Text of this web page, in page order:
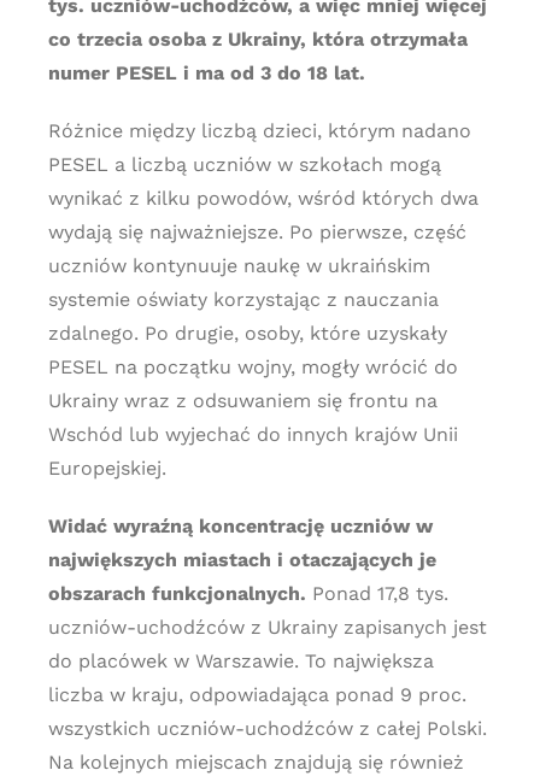
tys. uczniów-uchodźców, a więc mniej więcej
co trzecia osoba z Ukrainy, która otrzymała
numer PESEL i ma od 3 do 18 lat.
Różnice między liczbą dzieci, którym nadano
PESEL a liczbą uczniów w szkołach mogą
wynikać z kilku powodów, wśród których dwa
wydają się najważniejsze. Po pierwsze, część
uczniów kontynuuje naukę w ukraińskim
systemie oświaty korzystając z nauczania
zdalnego. Po drugie, osoby, które uzyskały
PESEL na początku wojny, mogły wrócić do
Ukrainy wraz z odsuwaniem się frontu na
Wschód lub wyjechać do innych krajów Unii
Europejskiej.
Widać wyraźną koncentrację uczniów w
największych miastach i otaczających je
obszarach funkcjonalnych. Ponad 17,8 tys.
uczniów-uchodźców z Ukrainy zapisanych jest
do placówek w Warszawie. To największa
liczba w kraju, odpowiadająca ponad 9 proc.
wszystkich uczniów-uchodźców z całej Polski.
Na kolejnych miejscach znajdują się również